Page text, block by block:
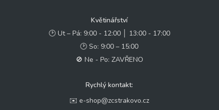
Květinářství
🕑 Ut – Pá: 9:00 - 12:00 │ 13:00 - 17:00
🕑 So: 9:00 – 15:00
🚫 Ne - Po: ZAVŘENO
Rychlý kontakt:
✉️ e-shop@zcstrakovo.cz